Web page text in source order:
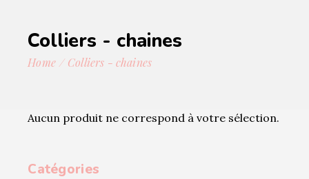
Colliers - chaines
Home Colliers - chaines
Aucun produit ne correspond à votre sélection.
Catégories